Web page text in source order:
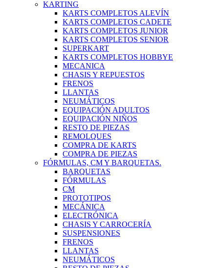
KARTING
KARTS COMPLETOS ALEVÍN
KARTS COMPLETOS CADETE
KARTS COMPLETOS JUNIOR
KARTS COMPLETOS SENIOR
SUPERKART
KARTS COMPLETOS HOBBYE
MECANICA
CHASIS Y REPUESTOS
FRENOS
LLANTAS
NEUMÁTICOS
EQUIPACIÓN ADULTOS
EQUIPACIÓN NIÑOS
RESTO DE PIEZAS
REMOLQUES
COMPRA DE KARTS
COMPRA DE PIEZAS
FÓRMULAS, CM Y BARQUETAS.
BARQUETAS
FÓRMULAS
CM
PROTOTIPOS
MECÁNICA
ELECTRÓNICA
CHASIS Y CARROCERÍA
SUSPENSIONES
FRENOS
LLANTAS
NEUMÁTICOS